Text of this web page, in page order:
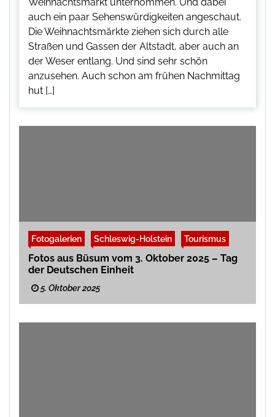
auch ein paar Sehenswürdigkeiten angeschaut.
Die Weihnachtsmärkte ziehen sich durch alle
Straßen und Gassen der Altstadt, aber auch an
der Weser entlang. Und sind sehr schön
anzusehen. Auch schon am frühen Nachmittag
hut […]
Fotogalerien Schleswig-Holstein Tourismus
Fotos aus Büsum vom 3. Oktober 2025 – Tag
der Deutschen Einheit
5. Oktober 2025